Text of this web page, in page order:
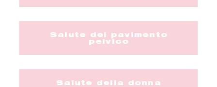
Salute del pavimento
pelvico
Salute della donna